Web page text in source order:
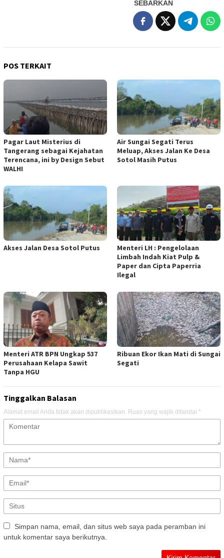
SEBARKAN
POS TERKAIT
Pagar Laut Misterius di
Tangerang sebagai Kejahatan
Terencana, ini by Design Sebut
WALHI
Air Sungai Segati Terus
Meluap, Akses Jalan Ke Desa
Sotol Masih Putus
Akses Jalan Desa Sotol Putus
Menteri LH : Pengelolaan
Limbah Indah Kiat Pulp &
Paper dan Cipta Paperria
Ilegal
Menteri ATR BPN Ungkap 537
Perusahaan Kelapa Sawit
Tanpa HGU
Ribuan Ekor Ikan Mati di Sungai
Segati
Tinggalkan Balasan
Alamat email Anda tidak akan dipublikasikan. Ruas yang wajib ditandai *
Simpan nama, email, dan situs web saya pada peramban ini
untuk komentar saya berikutnya.